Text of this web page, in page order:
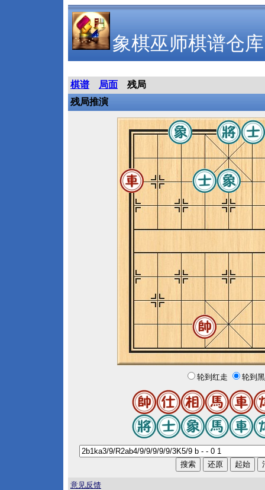
象棋巫师棋谱仓库
棋谱 局面
残局
残局推演
轮到红走 轮到
意见反馈